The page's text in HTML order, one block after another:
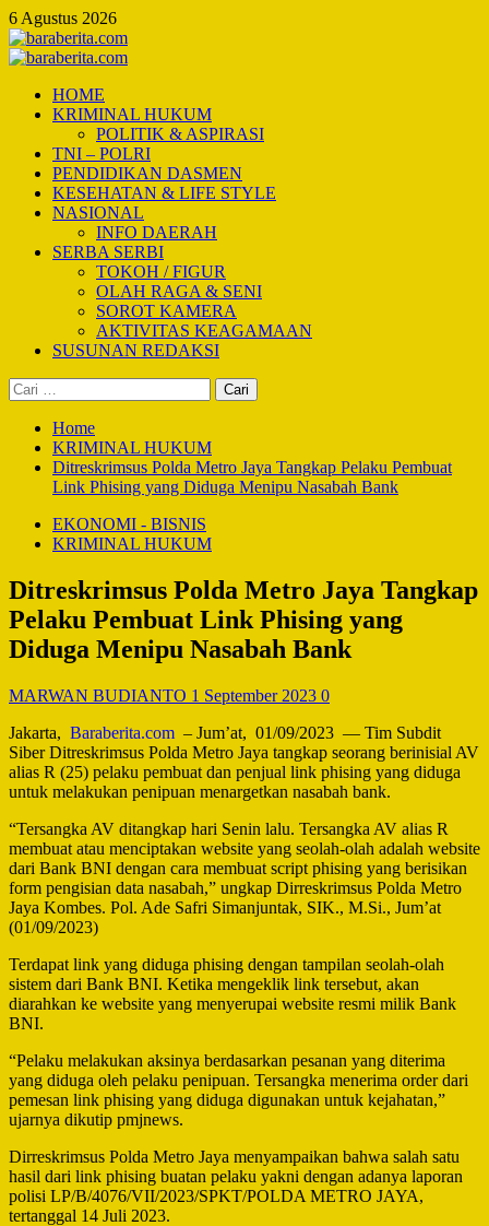
Skip
to
content
6 Agustus 2026
Primary
HOME
KRIMINAL HUKUM
POLITIK & ASPIRASI
TNI – POLRI
PENDIDIKAN DASMEN
KESEHATAN & LIFE STYLE
NASIONAL
INFO DAERAH
SERBA SERBI
TOKOH / FIGUR
OLAH RAGA & SENI
SOROT KAMERA
AKTIVITAS KEAGAMAAN
SUSUNAN REDAKSI
Cari
untuk:
Home
KRIMINAL HUKUM
Ditreskrimsus Polda Metro Jaya Tangkap Pelaku Pembuat
Link Phising yang Diduga Menipu Nasabah Bank
EKONOMI - BISNIS
KRIMINAL HUKUM
Ditreskrimsus Polda Metro Jaya Tangkap
Pelaku Pembuat Link Phising yang
Diduga Menipu Nasabah Bank
MARWAN BUDIANTO 1 September 2023 0
Jakarta, Baraberita.com – Jum’at, 01/09/2023 — Tim Subdit
Siber Ditreskrimsus Polda Metro Jaya tangkap seorang berinisial AV
alias R (25) pelaku pembuat dan penjual link phising yang diduga
untuk melakukan penipuan menargetkan nasabah bank.
“Tersangka AV ditangkap hari Senin lalu. Tersangka AV alias R
membuat atau menciptakan website yang seolah-olah adalah website
dari Bank BNI dengan cara membuat script phising yang berisikan
form pengisian data nasabah,” ungkap Dirreskrimsus Polda Metro
Jaya Kombes. Pol. Ade Safri Simanjuntak, SIK., M.Si., Jum’at
(01/09/2023)
Terdapat link yang diduga phising dengan tampilan seolah-olah
sistem dari Bank BNI. Ketika mengeklik link tersebut, akan
diarahkan ke website yang menyerupai website resmi milik Bank
BNI.
“Pelaku melakukan aksinya berdasarkan pesanan yang diterima
yang diduga oleh pelaku penipuan. Tersangka menerima order dari
pemesan link phising yang diduga digunakan untuk kejahatan,”
ujarnya dikutip pmjnews.
Dirreskrimsus Polda Metro Jaya menyampaikan bahwa salah satu
hasil dari link phising buatan pelaku yakni dengan adanya laporan
polisi LP/B/4076/VII/2023/SPKT/POLDA METRO JAYA,
tertanggal 14 Juli 2023.